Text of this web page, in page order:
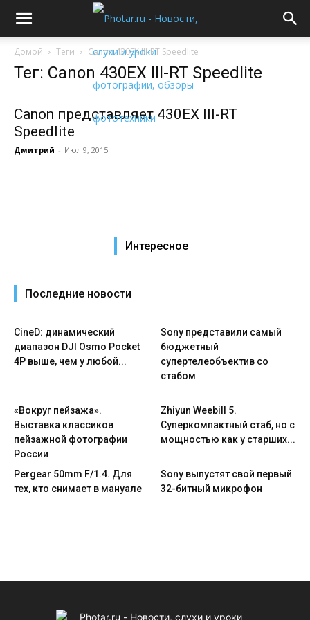
Домой Теги Canon 430EX III-RT Speedlite
Тег: Canon 430EX III-RT Speedlite
Canon представляет 430EX III-RT
Speedlite
Дмитрий - Июл 9, 2015
Интересное
Последние новости
CineD: динамический
диапазон DJI Osmo Pocket
4P выше, чем у любой...
Sony представили самый
бюджетный
супертелеобъектив со
стабом
«Вокруг пейзажа».
Выставка классиков
пейзажной фотографии
России
Zhiyun Weebill 5.
Cуперкомпактный стаб, но с
мощностью как у старших...
Pergear 50mm F/1.4. Для
тех, кто снимает в мануале
Sony выпустят свой первый
32-битный микрофон